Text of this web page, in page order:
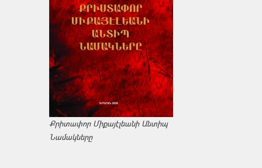
Քրիտափոր Միքայէլեանի Անտիպ
Նամակները